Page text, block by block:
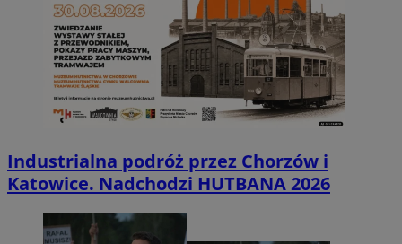
Industrialna podróż przez Chorzów i
Katowice. Nadchodzi HUTBANA 2026